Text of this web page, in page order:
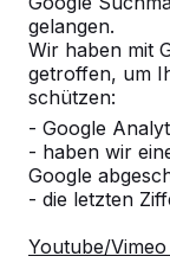
gelangen.
Wir haben mit
getroffen, um
schützen:
- Google
- haben wir
Google
- die letzten
Youtube/
Alles
Kategorie
Alles
Ort oder